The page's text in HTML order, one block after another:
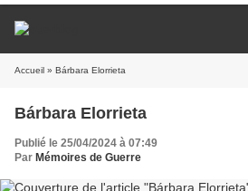
Accueil » Bárbara Elorrieta
Bárbara Elorrieta
Publié le 25/04/2024 à 07:49
Par Mémoires de Guerre